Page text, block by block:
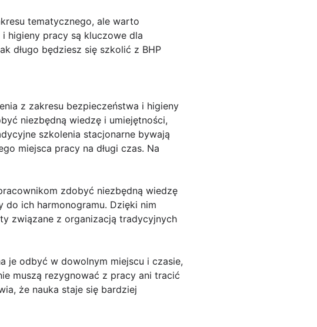
tematycznego, ale warto
higieny pracy są kluczowe dla
długo będziesz się szkolić z BHP
z zakresu bezpieczeństwa i higieny
niezbędną wiedzę i umiejętności,
szkolenia stacjonarne bywają
miejsca pracy na długi czas. Na
zdobyć niezbędną wiedzę
ich harmonogramu. Dzięki nim
związane z organizacją tradycyjnych
je odbyć w dowolnym miejscu i czasie,
muszą rezygnować z pracy ani tracić
że nauka staje się bardziej